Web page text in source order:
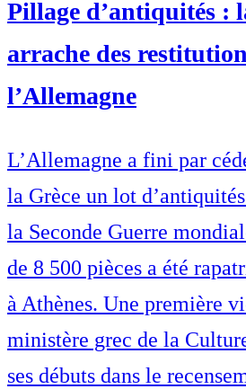
Pillage d’antiquités :
arrache des
l’Allemagne
L’Allemagne a fini par
la Grèce un lot
la Seconde Guerre
de 8 500 pièces a été
à Athènes. Une première
ministère grec de la
ses débuts dans le